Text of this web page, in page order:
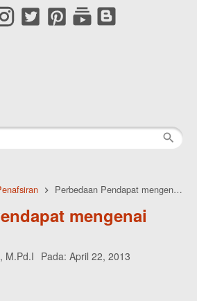
Perbedaan Pendapat mengenai Tafsir Sufi
mengenai
M.Pd.I Pada: April 22, 2013